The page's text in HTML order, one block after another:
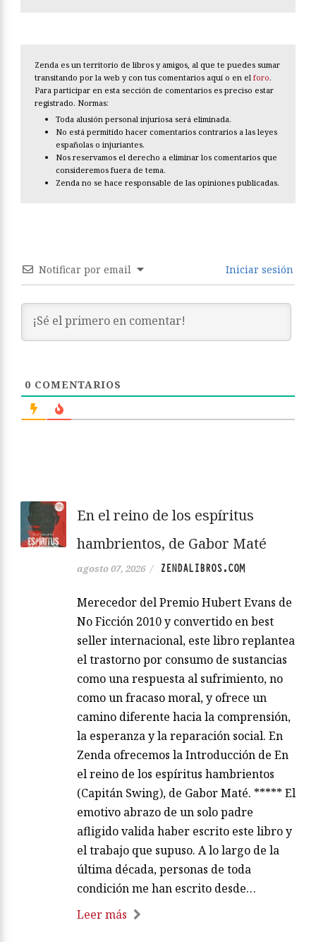
Zenda es un territorio de libros y amigos, al que te puedes sumar
transitando por la web y con tus comentarios aquí o en el foro.
Para participar en esta sección de comentarios es preciso estar
registrado. Normas:
Toda alusión personal injuriosa será eliminada.
No está permitido hacer comentarios contrarios a las leyes
españolas o injuriantes.
Nos reservamos el derecho a eliminar los comentarios que
consideremos fuera de tema.
Zenda no se hace responsable de las opiniones publicadas.
Notificar por email Iniciar sesión
0 COMENTARIOS
En el reino de los espíritus
hambrientos, de Gabor Maté
agosto 07, 2026 / ZENDALIBROS.COM
Merecedor del Premio Hubert Evans de
No Ficción 2010 y convertido en best
seller internacional, este libro replantea
el trastorno por consumo de sustancias
como una respuesta al sufrimiento, no
como un fracaso moral, y ofrece un
camino diferente hacia la comprensión,
la esperanza y la reparación social. En
Zenda ofrecemos la Introducción de En
el reino de los espíritus hambrientos
(Capitán Swing), de Gabor Maté. ***** El
emotivo abrazo de un solo padre
afligido valida haber escrito este libro y
el trabajo que supuso. A lo largo de la
última década, personas de toda
condición me han escrito desde…
Leer más